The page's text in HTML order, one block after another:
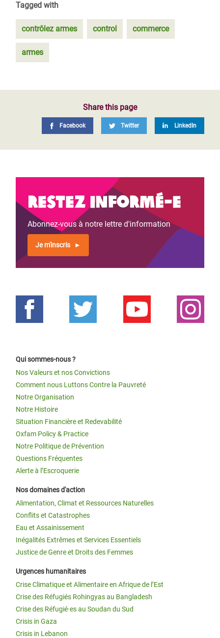
Tagged with
contrôlez armes control commerce
armes
Share this page
Facebook Twitter LinkedIn
Restez informé-e
Abonnez-vous à notre lettre d'information
Je m'inscris
Qui sommes-nous ?
Nos Valeurs et nos Convictions
Comment nous Luttons Contre la Pauvreté
Notre Organisation
Notre Histoire
Situation Financière et Redevabilité
Oxfam Policy & Practice
Notre Politique de Prévention
Questions Fréquentes
Alerte à l’Escroquerie
Nos domaines d'action
Alimentation, Climat et Ressources Naturelles
Conflits et Catastrophes
Eau et Assainissement
Inégalités Extrêmes et Services Essentiels
Justice de Genre et Droits des Femmes
Urgences humanitaires
Crise Climatique et Alimentaire en Afrique de l’Est
Crise des Réfugiés Rohingyas au Bangladesh
Crise des Réfugié·es au Soudan du Sud
Crisis in Gaza
Crisis in Lebanon